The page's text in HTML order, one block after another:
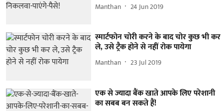
Manthan 24 Jun 2019
स्मार्टफोन चोरी करने के बाद चोर कुछ भी कर
ले, उसे ट्रैक होने से नहीं रोक पायेगा
Manthan 23 Jul 2019
एक से ज्यादा बैंक खाते आपके लिए परेशानी
का सबब बन सकते हैं!